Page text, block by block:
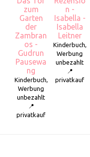
zum
Garten
der
Zambran
os -
Gudrun
Pausewa
ng
Kinderbuch,
Werbung
unbezahlt
📍
privatkauf
n -
Isabella -
Isabella
Leitner
Kinderbuch,
Werbung
unbezahlt
📍
privatkauf